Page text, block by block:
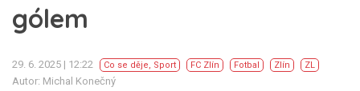
gólem
29. 6. 2025 | 12:22 Co se děje, Sport FC Zlín Fotbal Zlín ZL
Autor: Michal Konečný